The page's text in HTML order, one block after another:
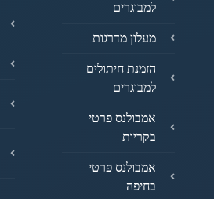
למבוגרים
מעלון מדרגות
הזמנת חיתולים
למבוגרים
אמבולנס פרטי
בקריות
אמבולנס פרטי
בחיפה